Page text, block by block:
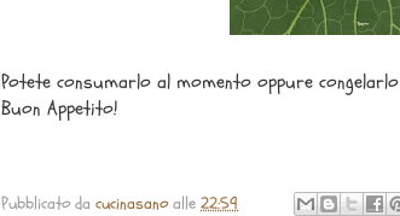
Potete consumarlo al momento oppure
Buon Appetito!
Pubblicato da cucinasano alle 22:59